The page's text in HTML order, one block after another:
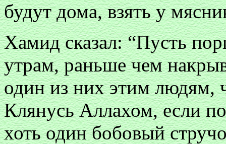
будут дома, взять у
Хамид сказал: “Пусть
утрам, раньше чем
один из них этим людям,
Клянусь Аллахом, если
хоть один бобовый